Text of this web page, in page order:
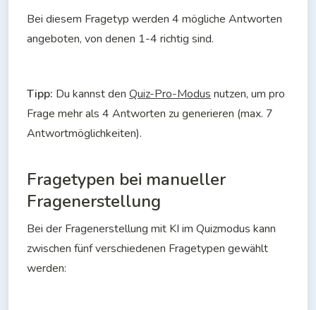
Bei diesem Fragetyp werden 4 mögliche Antworten
angeboten, von denen 1-4 richtig sind.
Tipp: Du kannst den Quiz-Pro-Modus nutzen, um pro
Frage mehr als 4 Antworten zu generieren (max. 7
Antwortmöglichkeiten).
Fragetypen bei manueller
Fragenerstellung
Bei der Fragenerstellung mit KI im Quizmodus kann
zwischen fünf verschiedenen Fragetypen gewählt
werden: